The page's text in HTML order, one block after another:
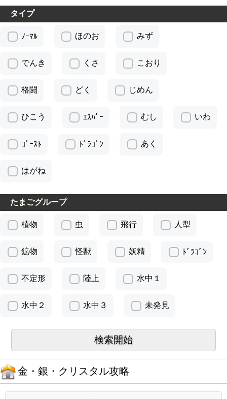
タイプ
ﾉｰﾏﾙ ほのお みず
でんき くさ こおり
格闘 どく じめん
ひこう ｴｽﾊﾟｰ むし いわ
ｺﾞｰｽﾄ ﾄﾞﾗｺﾞﾝ あく
はがね
たまごグループ
植物 虫 飛行 人型
鉱物 怪獣 妖精 ﾄﾞﾗｺﾞﾝ
不定形 陸上 水中１
水中２ 水中３ 未発見
金・銀・クリスタル攻略